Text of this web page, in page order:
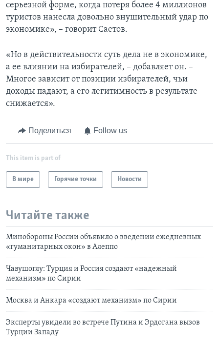
серьезной форме, когда потеря более 4 миллионов
туристов нанесла довольно внушительный удар по
экономике», – говорит Саетов.
«Но в действительности суть дела не в экономике,
а ее влиянии на избирателей, – добавляет он. –
Многое зависит от позиции избирателей, чьи
доходы падают, а его легитимность в результате
снижается».
Поделиться Follow us
This item is part of
В мире Горячие точки Новости
Читайте также
Минобороны России объявило о введении ежедневных
«гуманитарных окон» в Алеппо
Чавушоглу: Турция и Россия создают «надежный
механизм» по Сирии
Москва и Анкара «создают механизм» по Сирии
Эксперты увидели во встрече Путина и Эрдогана вызов
Турции Западу